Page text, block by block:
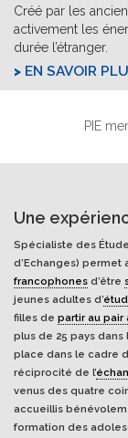
Créé par les
activement les
durée l’étranger.
EN SAVOIR
PIE
Une
Spécialiste des
d’Echanges) permet
francophones d’être
jeunes adultes d’
filles de partir au pair
plus de 25 pays
place dans le cadre
réciprocité de l’
venus des quatre
accueillis
formation des